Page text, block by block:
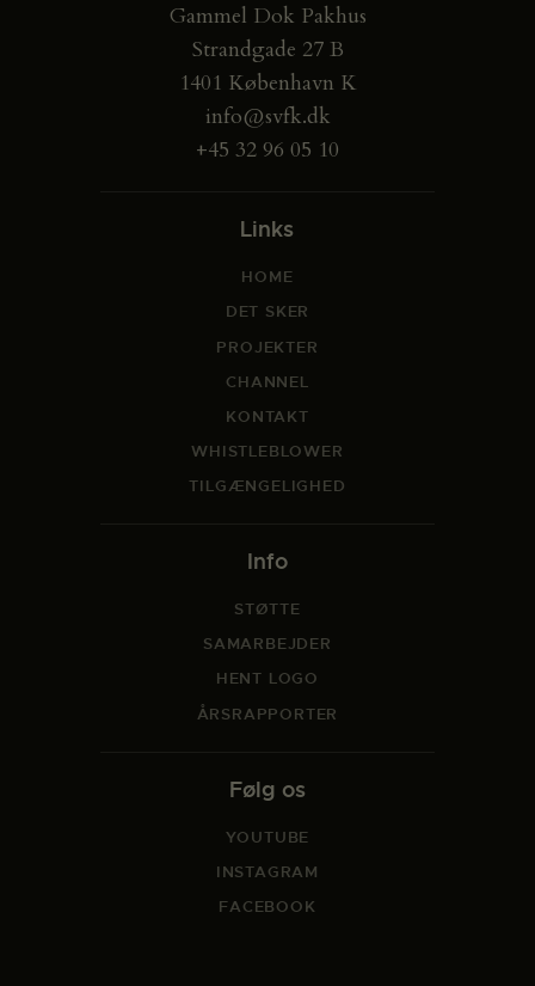
Gammel Dok Pakhus
Strandgade 27 B
1401 København K
info@svfk.dk
+45 32 96 05 10
Links
HOME
DET SKER
PROJEKTER
CHANNEL
KONTAKT
WHISTLEBLOWER
TILGÆNGELIGHED
Info
STØTTE
SAMARBEJDER
HENT LOGO
ÅRSRAPPORTER
Følg os
YOUTUBE
INSTAGRAM
FACEBOOK